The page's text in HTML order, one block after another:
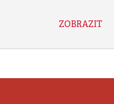
ZOBRAZIT